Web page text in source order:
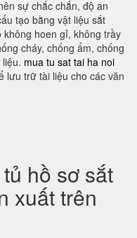
sự chắc chắn, độ an
tạo bằng vật liệu sắt
hoen gỉ, không trầy
cháy, chống ẩm, chống
mua tu sat tai ha noi
lưu trữ tài liệu cho các văn
hồ sơ sắt
xuất trên